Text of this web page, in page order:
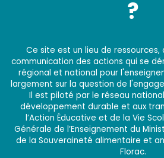
?
Ce site est un lieu de
communication des actions qui se
régional et national pour
largement sur la question de
Il est piloté par le réseau
développement durable et aux
l’Action Éducative et de la Vie
Générale de l’Enseignement du
de la Souveraineté alimentaire et
Florac.